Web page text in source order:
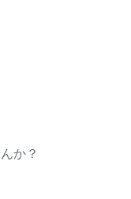
か？